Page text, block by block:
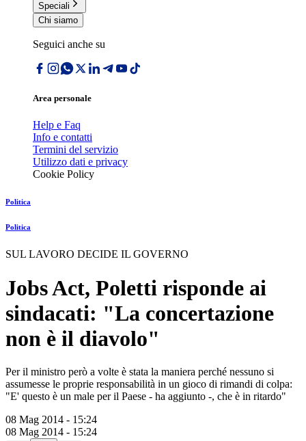
Speciali
Chi siamo
Seguici anche su
Area personale
Help e Faq
Info e contatti
Termini del servizio
Utilizzo dati e privacy
Cookie Policy
Politica
Politica
SUL LAVORO DECIDE IL GOVERNO
Jobs Act, Poletti risponde ai
sindacati: "La concertazione
non è il diavolo"
Per il ministro però a volte è stata la maniera perché nessuno si
assumesse le proprie responsabilità in un gioco di rimandi di colpa:
"E' questo è un male per il Paese - ha aggiunto -, che è in ritardo"
08 Mag 2014 - 15:24
08 Mag 2014 - 15:24